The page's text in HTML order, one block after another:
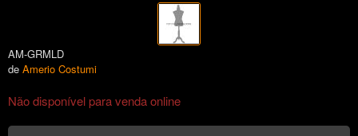
AM-GRMLD
de Amerio Costumi
Não disponível para venda online